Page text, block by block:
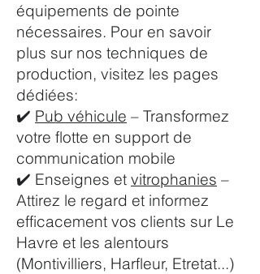
équipements de pointe
nécessaires. Pour en savoir
plus sur nos techniques de
production, visitez les pages
dédiées:
✔️ Pub véhicule – Transformez
votre flotte en support de
communication mobile
✔️ Enseignes et vitrophanies –
Attirez le regard et informez
efficacement vos clients sur Le
Havre et les alentours
(Montivilliers, Harfleur, Etretat...)